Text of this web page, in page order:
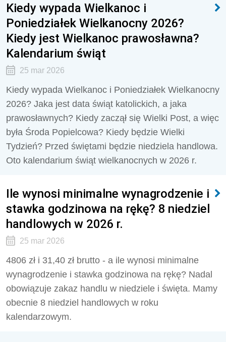
Kiedy wypada Wielkanoc i
Poniedziałek Wielkanocny 2026?
Kiedy jest Wielkanoc prawosławna?
Kalendarium świąt
25 mar 2026
Kiedy wypada Wielkanoc i Poniedziałek Wielkanocny
2026? Jaka jest data świąt katolickich, a jaka
prawosławnych? Kiedy zaczął się Wielki Post, a więc
była Środa Popielcowa? Kiedy będzie Wielki
Tydzień? Przed świętami będzie niedziela handlowa.
Oto kalendarium świąt wielkanocnych w 2026 r.
Ile wynosi minimalne wynagrodzenie i
stawka godzinowa na rękę? 8 niedziel
handlowych w 2026 r.
25 mar 2026
4806 zł i 31,40 zł brutto - a ile wynosi minimalne
wynagrodzenie i stawka godzinowa na rękę? Nadal
obowiązuje zakaz handlu w niedziele i święta. Mamy
obecnie 8 niedziel handlowych w roku
kalendarzowym.